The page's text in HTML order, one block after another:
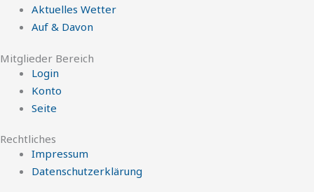
Aktuelles Wetter
Auf & Davon
Mitglieder Bereich
Login
Konto
Seite
Rechtliches
Impressum
Datenschutzerklärung